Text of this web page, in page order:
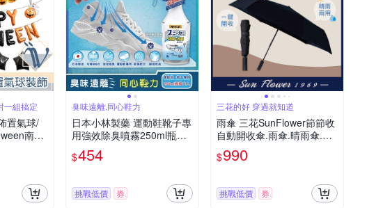
一組搞定
置氣球/
南瓜
臭味遠離,同心鞋力
日本小林製藥 運動鞋靴子專
用強效除臭噴霧250ml瓶裝
(超濃縮噴800次 吸濕消臭去
味腳底乾爽版)
$454
挑戰低價 券
三花的好 穿過就知道
雨傘 三花SunFlower節節收
自動開收傘.雨傘.晴雨傘.抗
UV防曬_沉穩黑
$990
挑戰低價 券